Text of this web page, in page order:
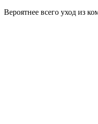
Вероятнее всего уход из